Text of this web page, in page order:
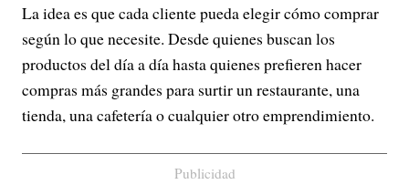
La idea es que cada cliente pueda elegir cómo comprar
según lo que necesite. Desde quienes buscan los
productos del día a día hasta quienes prefieren hacer
compras más grandes para surtir un restaurante, una
tienda, una cafetería o cualquier otro emprendimiento.
Publicidad